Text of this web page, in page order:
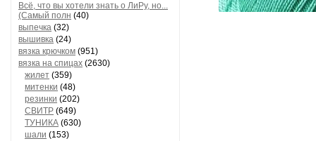
Всё, что вы хотели знать о ЛиРу, но...
(Самый полн (40)
выпечка (32)
вышивка (24)
вязка крючком (951)
вязка на спицах (2630)
жилет (359)
митенки (48)
резинки (202)
СВИТР (649)
ТУНИКА (630)
шали (153)